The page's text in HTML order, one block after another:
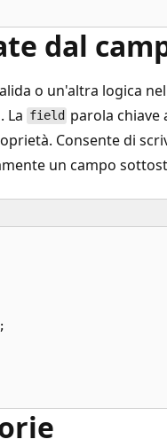
dal
o un'altra logica
La field parola chiave
Consente di
un campo